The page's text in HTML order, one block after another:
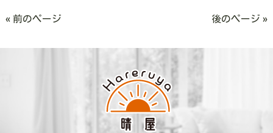
« 前のページ 後のページ »